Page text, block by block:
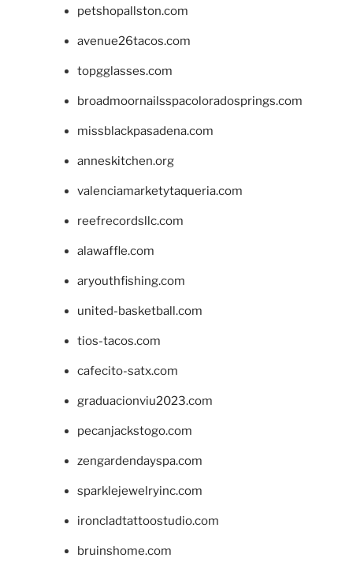
petshopallston.com
avenue26tacos.com
topgglasses.com
broadmoornailsspacoloradosprings.com
missblackpasadena.com
anneskitchen.org
valenciamarketytaqueria.com
reefrecordsllc.com
alawaffle.com
aryouthfishing.com
united-basketball.com
tios-tacos.com
cafecito-satx.com
graduacionviu2023.com
pecanjackstogo.com
zengardendayspa.com
sparklejewelryinc.com
ironcladtattoostudio.com
bruinshome.com